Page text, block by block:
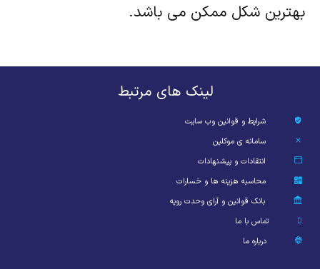
بهترین شکل ممکن می باشد.
لینک های مرتبط
شرایط و قوانین وب سایت
سامانه ی موکلین
انتقادات و پیشنهادات
محاسبه هزینه ها و خسارات
بانک قوانین و آرای وحدت رویه
تماس با ما
درباره ما